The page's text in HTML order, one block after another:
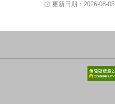
更新日期：2026-08-05